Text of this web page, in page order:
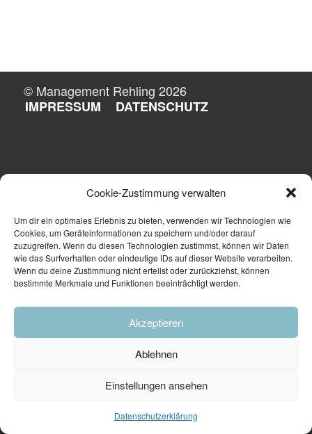
Cookie-Zustimmung verwalten
Um dir ein optimales Erlebnis zu bieten, verwenden wir Technologien wie
Cookies, um Geräteinformationen zu speichern und/oder darauf
zuzugreifen. Wenn du diesen Technologien zustimmst, können wir Daten
wie das Surfverhalten oder eindeutige IDs auf dieser Website verarbeiten.
Wenn du deine Zustimmung nicht erteilst oder zurückziehst, können
bestimmte Merkmale und Funktionen beeinträchtigt werden.
Akzeptieren
Ablehnen
Einstellungen ansehen
Datenschutzerklärung
© Management Rehling 2026
IMPRESSUM
DATENSCHUTZ